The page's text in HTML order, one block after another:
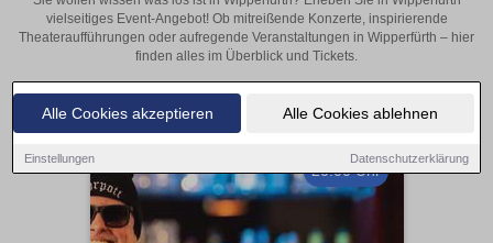
Alle Cookies akzeptieren Alle Cookies ablehnen
Einstellungen Datenschutzerklärung
vielseitiges Event-Angebot! Ob mitreißende Konzerte, inspirierende
Theateraufführungen oder aufregende Veranstaltungen in Wipperfürth – hier
finden alles im Überblick und Tickets.
20:00 Uhr